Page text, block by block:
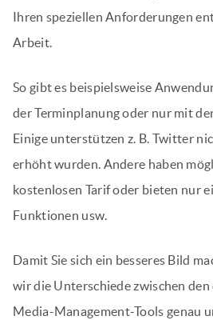
Ihren speziellen Anforderungen
Arbeit.
So gibt es beispielsweise
der Terminplanung oder nur mit
Einige unterstützen z. B. Twitter
erhöht wurden. Andere haben
kostenlosen Tarif oder bieten nur
Funktionen usw.
Damit Sie sich ein besseres Bild
wir die Unterschiede zwischen den
Media-Management-Tools genau